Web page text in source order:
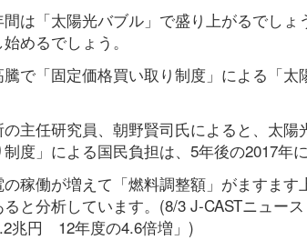
は「太陽光バブル」で盛り上がるでし
めるでしょう。
で「固定価格買い取り制度」による「
主任研究員、朝野賢司氏によると、太
制度」による国民負担は、5年後の2017年
稼働が増えて「燃料調整額」がますま
と分析しています。(8/3 J-CASTニュー
兆円 12年度の4.6倍増」)